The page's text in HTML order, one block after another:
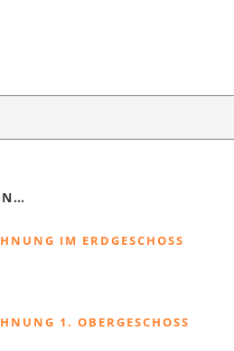
IM ERDGESCHOSS
1. OBERGESCHOSS